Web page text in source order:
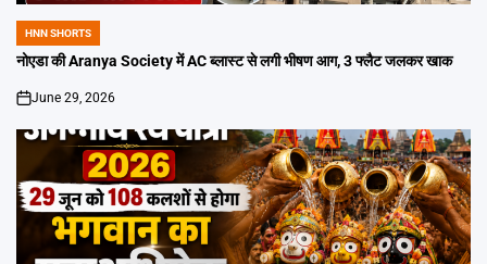
POSTED
IN
HNN SHORTS
नोएडा की Aranya Society में AC ब्लास्ट से लगी भीषण आग, 3 फ्लैट जलकर खाक
on
June 29, 2026